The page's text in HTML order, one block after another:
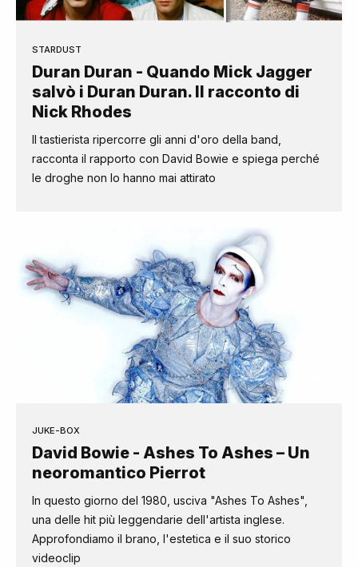
STARDUST
Duran Duran - Quando Mick Jagger
salvò i Duran Duran. Il racconto di
Nick Rhodes
Il tastierista ripercorre gli anni d'oro della band,
racconta il rapporto con David Bowie e spiega perché
le droghe non lo hanno mai attirato
JUKE-BOX
David Bowie - Ashes To Ashes – Un
neoromantico Pierrot
In questo giorno del 1980, usciva "Ashes To Ashes",
una delle hit più leggendarie dell'artista inglese.
Approfondiamo il brano, l'estetica e il suo storico
videoclip